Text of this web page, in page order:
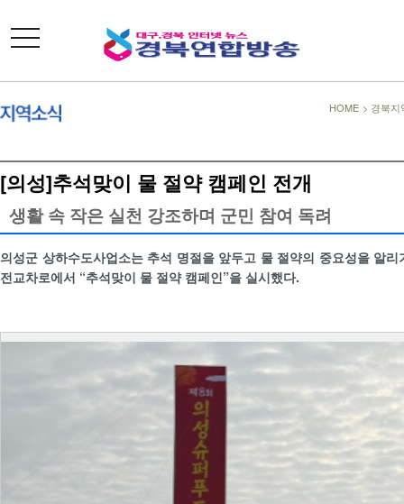
toggle
navigation
HOME > 경북지
[의성]추석맞이 물 절약 캠페인 전개
생활 속 작은 실천 강조하며 군민 참여 독려
의성군 상하수도사업소는 추석 명절을 앞두고 물 절약의 중요성을 알
전교차로에서 “추석맞이 물 절약 캠페인”을 실시했다.